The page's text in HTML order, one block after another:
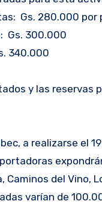
Gs. 280.000 por
Gs. 300.000
340.000
y las reservas
a realizarse el
Caminos del Vino,
varían de